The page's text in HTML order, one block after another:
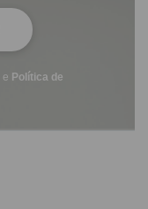
e Política de